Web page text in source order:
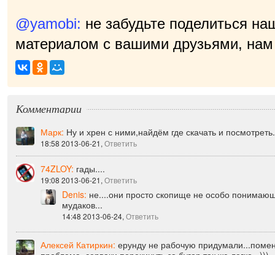
@yamobi: не забудьте поделиться
материалом с вашими друзьями, нам
приятно
Комментарии
18:58 2013-06-21,
74ZLOY: гады....
19:08 2013-06-21,Ответить
Denis:не....они просто скопище не особо